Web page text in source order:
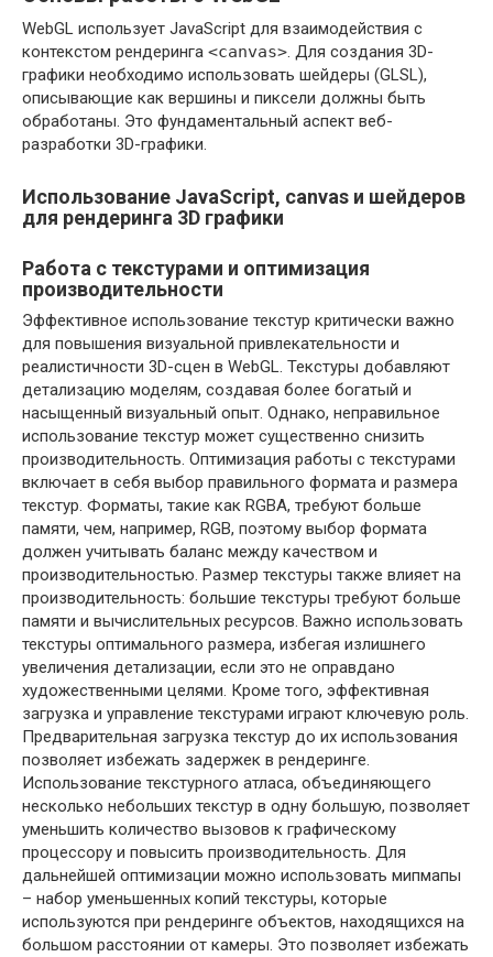
WebGL использует JavaScript для взаимодействия с
контекстом рендеринга <canvas>. Для создания 3D-
графики необходимо использовать шейдеры (GLSL),
описывающие как вершины и пиксели должны быть
обработаны. Это фундаментальный аспект веб-
разработки 3D-графики.
Использование JavaScript, canvas и шейдеров
для рендеринга 3D графики
Работа с текстурами и оптимизация
производительности
Эффективное использование текстур критически важно
для повышения визуальной привлекательности и
реалистичности 3D-сцен в WebGL. Текстуры добавляют
детализацию моделям, создавая более богатый и
насыщенный визуальный опыт. Однако, неправильное
использование текстур может существенно снизить
производительность. Оптимизация работы с текстурами
включает в себя выбор правильного формата и размера
текстур. Форматы, такие как RGBA, требуют больше
памяти, чем, например, RGB, поэтому выбор формата
должен учитывать баланс между качеством и
производительностью. Размер текстуры также влияет на
производительность: большие текстуры требуют больше
памяти и вычислительных ресурсов. Важно использовать
текстуры оптимального размера, избегая излишнего
увеличения детализации, если это не оправдано
художественными целями. Кроме того, эффективная
загрузка и управление текстурами играют ключевую роль.
Предварительная загрузка текстур до их использования
позволяет избежать задержек в рендеринге.
Использование текстурного атласа, объединяющего
несколько небольших текстур в одну большую, позволяет
уменьшить количество вызовов к графическому
процессору и повысить производительность. Для
дальнейшей оптимизации можно использовать мипмапы
– набор уменьшенных копий текстуры, которые
используются при рендеринге объектов, находящихся на
большом расстоянии от камеры. Это позволяет избежать